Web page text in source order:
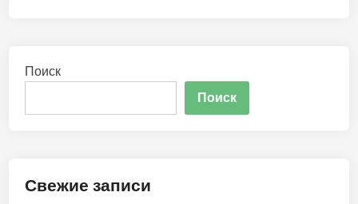
Поиск
Поиск
Свежие записи